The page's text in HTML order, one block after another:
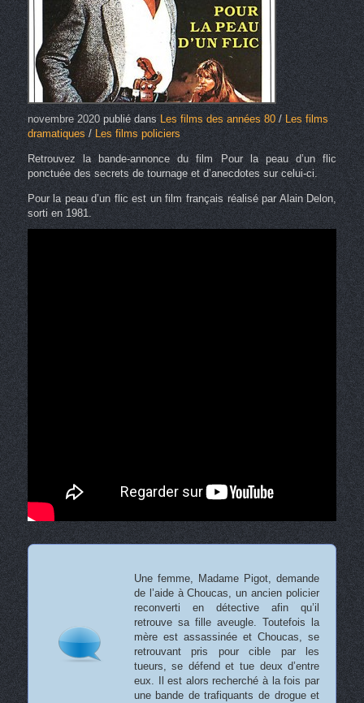
novembre 2020publié dansLes films des années 80/ Les films
dramatiques / Les films policiers
Retrouvez la bande-annonce du film Pour la peau d’un flic
ponctuée des secrets de tournage et d’anecdotes sur celui-ci.
Pour la peau d’un flic est un film français réalisé par Alain Delon,
sorti en 1981.
Une femme, Madame Pigot, demande
de l’aide à Choucas, un ancien policier
reconverti en détective afin qu’il
retrouve sa fille aveugle. Toutefois la
mère est assassinée et Choucas, se
retrouvant pris pour cible par les
tueurs, se défend et tue deux d’entre
eux. Il est alors recherché à la fois par
une bande de trafiquants de drogue et